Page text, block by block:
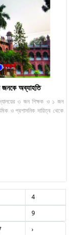
জনকে অব্যাহতি
৩ জন শিক্ষক ও ১ জন
ও প্রশাসনিক দায়িত্ব থেকে
4
9
›